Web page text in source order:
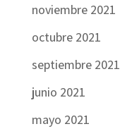
noviembre 2021
octubre 2021
septiembre 2021
junio 2021
mayo 2021